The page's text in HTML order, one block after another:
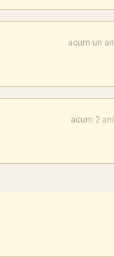
acum un an
acum 2 ani